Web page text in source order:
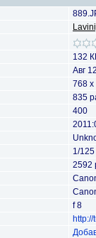
132
Авг
768 x
835
400
1/
2592
f 8